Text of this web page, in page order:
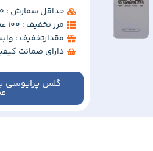
حداقل سفارش : 30 عدد
مرز تخفیف : 100 عدد
مقدارتخفیف :
دارای ضمانت
گلس پرایوسی